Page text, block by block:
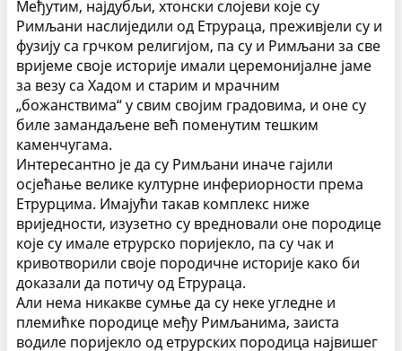
Међутим, најдубљи, хтонски слојеви које су
Римљани наслиједили од Етрураца, преживјели су и
фузију са грчком религијом, па су и Римљани за све
вријеме своје историје имали церемонијалне јаме
за везу са Хадом и старим и мрачним
„божанствима“ у свим својим градовима, и оне су
биле замандаљене већ поменутим тешким
каменчугама.
Интересантно је да су Римљани иначе гајили
осјећање велике културне инфериорности према
Етрурцима. Имајући такав комплекс ниже
вриједности, изузетно су вредновали оне породице
које су имале етрурско поријекло, па су чак и
кривотворили своје породичне историје како би
доказали да потичу од Етрураца.
Али нема никакве сумње да су неке угледне и
племићке породице међу Римљанима, заиста
водиле поријекло од етрурских породица највишег